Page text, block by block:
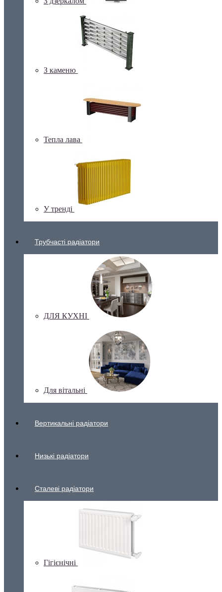
З каменю
Тепла лава
У тренді
Трубчасті радіатори
ДЛЯ КУХНІ
Для вітальні
Вертикальні радіатори
Низькі радіатори
Сталеві радіатори
Гігієнічні